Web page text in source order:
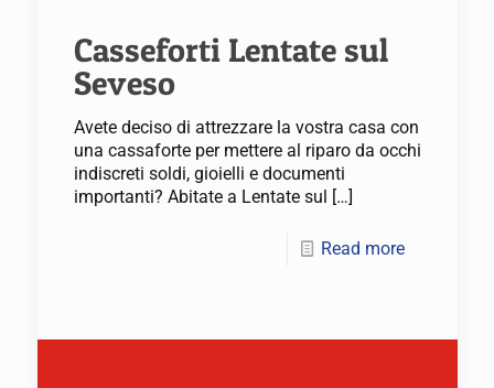
Casseforti Lentate sul
Seveso
Avete deciso di attrezzare la vostra casa con
una cassaforte per mettere al riparo da occhi
indiscreti soldi, gioielli e documenti
importanti? Abitate a Lentate sul […]
Read more